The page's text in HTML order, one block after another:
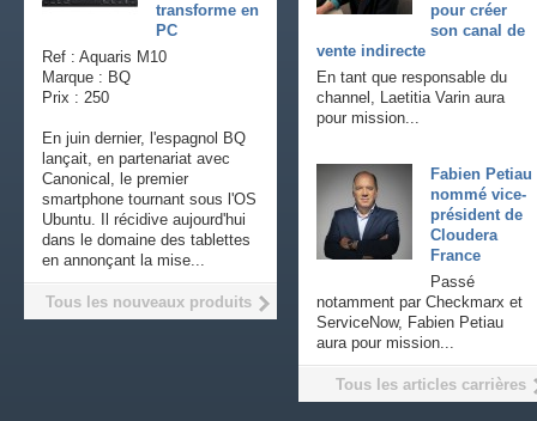
pour créer
son canal de
vente indirecte
En tant que responsable du
channel, Laetitia Varin aura
pour mission...
Fabien Petiau
nommé vice-
président de
Cloudera
France
Passé
notamment par Checkmarx et
ServiceNow, Fabien Petiau
aura pour mission...
Tous les articles carrières
transforme en
PC
Ref : Aquaris M10
Marque : BQ
Prix : 250
En juin dernier, l'espagnol BQ
lançait, en partenariat avec
Canonical, le premier
smartphone tournant sous l'OS
Ubuntu. Il récidive aujourd'hui
dans le domaine des tablettes
en annonçant la mise...
Tous les nouveaux produits